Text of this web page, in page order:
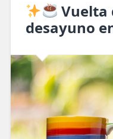
Vuelta
desayuno